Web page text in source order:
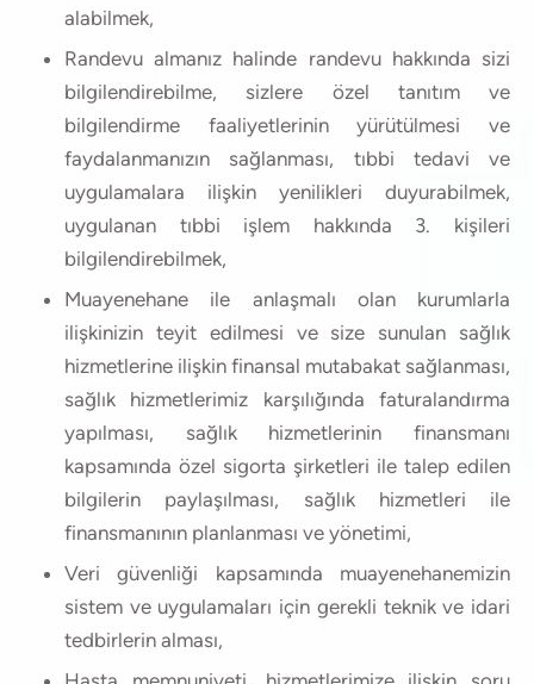
alabilmek,
Randevu almanız halinde randevu hakkında sizi
bilgilendirebilme, sizlere özel tanıtım ve
bilgilendirme faaliyetlerinin yürütülmesi ve
faydalanmanızın sağlanması, tıbbi tedavi ve
uygulamalara ilişkin yenilikleri duyurabilmek,
uygulanan tıbbi işlem hakkında 3. kişileri
bilgilendirebilmek,
Muayenehane ile anlaşmalı olan kurumlarla
ilişkinizin teyit edilmesi ve size sunulan sağlık
hizmetlerine ilişkin finansal mutabakat sağlanması,
sağlık hizmetlerimiz karşılığında faturalandırma
yapılması, sağlık hizmetlerinin finansmanı
kapsamında özel sigorta şirketleri ile talep edilen
bilgilerin paylaşılması, sağlık hizmetleri ile
finansmanının planlanması ve yönetimi,
Veri güvenliği kapsamında muayenehanemizin
sistem ve uygulamaları için gerekli teknik ve idari
tedbirlerin alması,